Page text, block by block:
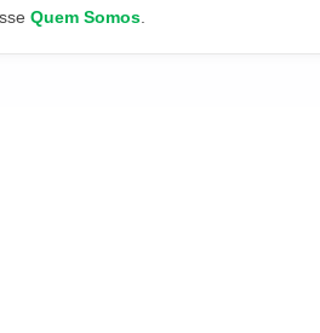
Quem Somos